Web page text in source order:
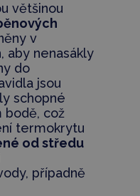
většinou
v
aby nenasákly
do
jsou
schopné
bodě, což
termokrytu
od středu
případně